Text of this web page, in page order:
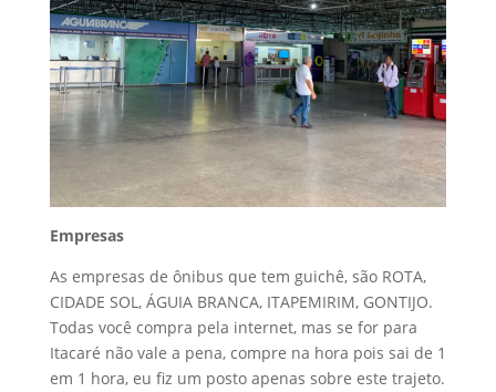
Empresas
As empresas de ônibus que tem guichê, são ROTA,
CIDADE SOL, ÁGUIA BRANCA, ITAPEMIRIM, GONTIJO.
Todas você compra pela internet, mas se for para
Itacaré não vale a pena, compre na hora pois sai de 1
em 1 hora, eu fiz um posto apenas sobre este trajeto.